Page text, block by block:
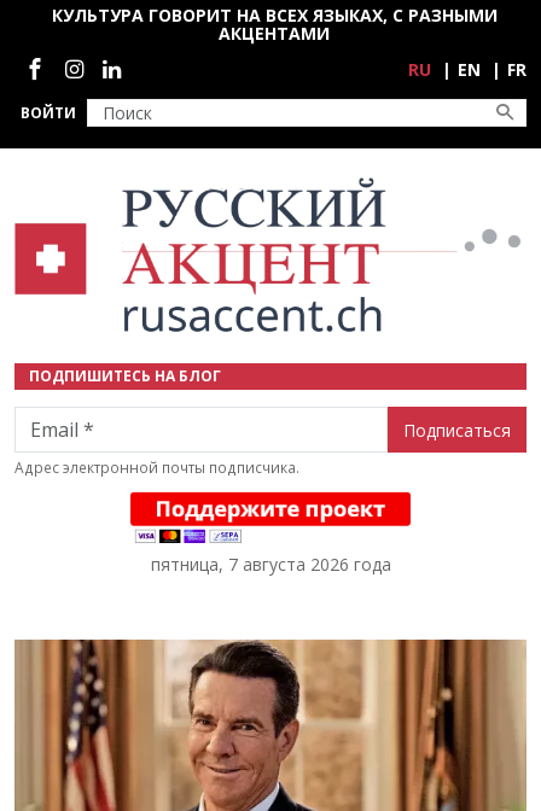
Перейти к основному содержанию
ВОЙТИ
КУЛЬТУРА ГОВОРИТ НА ВСЕХ ЯЗЫКАХ, С РАЗНЫМИ
АКЦЕНТАМИ
Социальные сети
RU EN FR
ПОДПИШИТЕСЬ НА БЛОГ
Email
Адрес электронной почты подписчика.
пятница, 7 августа 2026 года